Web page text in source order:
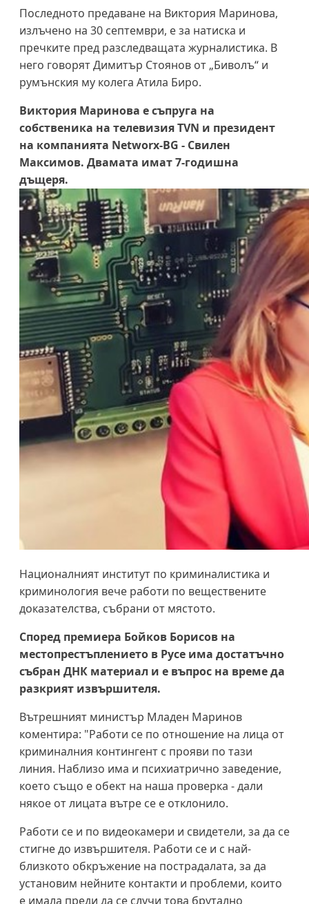
Последното предаване на Виктория Маринова,
излъчено на 30 септември, е за натиска и
пречките пред разследващата журналистика. В
него говорят Димитър Стоянов от „Биволъ“ и
румънския му колега Атила Биро.
Виктория Маринова е съпруга на
собственика на телевизия TVN и президент
на компанията Networx-BG - Свилен
Максимов. Двамата имат 7-годишна
дъщеря.
Националният институт по криминалистика и
криминология вече работи по веществените
доказателства, събрани от мястото.
Според премиера Бойков Борисов на
местопрестъплението в Русе има достатъчно
събран ДНК материал и е въпрос на време да
разкрият извършителя.
Вътрешният министър Младен Маринов
коментира: "Работи се по отношение на лица от
криминалния контингент с прояви по тази
линия. Наблизо има и психиатрично заведение,
което също е обект на наша проверка - дали
някое от лицата вътре се е отклонило.
Работи се и по видеокамери и свидетели, за да се
стигне до извършителя. Работи се и с най-
близкото обкръжение на пострадалата, за да
установим нейните контакти и проблеми, които
е имала преди да се случи това брутално